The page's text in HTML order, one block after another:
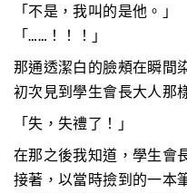
「不是，我叫的是他。」
「……！！！」
那通透潔白的臉頰在瞬間
初次見到學生會長大人那
「失，失禮了！」
在那之後我知道，學生會
接著，以當時撿到的一本